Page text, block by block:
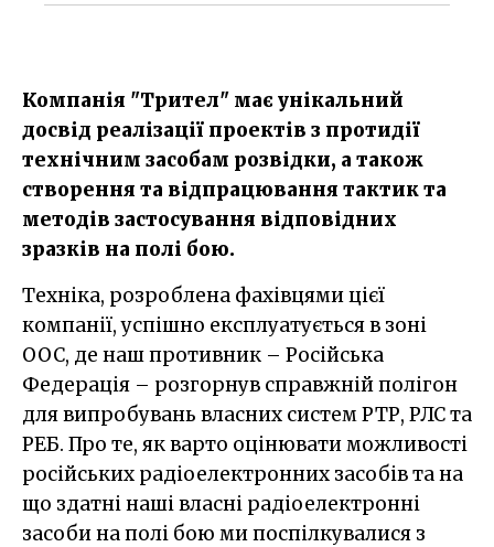
Компанія "Трител" має унікальний
досвід реалізації проектів з протидії
технічним засобам розвідки, а також
створення та відпрацювання тактик та
методів застосування відповідних
зразків на полі бою.
Техніка, розроблена фахівцями цієї
компанії, успішно експлуатується в зоні
ООС, де наш противник – Російська
Федерація – розгорнув справжній полігон
для випробувань власних систем РТР, РЛС та
РЕБ. Про те, як варто оцінювати можливості
російських радіоелектронних засобів та на
що здатні наші власні радіоелектронні
засоби на полі бою ми поспілкувалися з